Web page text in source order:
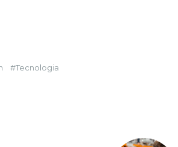
Tecnologia